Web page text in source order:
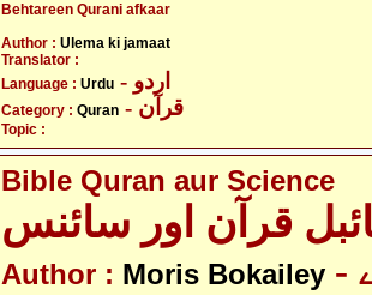
Behtareen Qurani afkaar
Author : Ulema ki jamaat
Translator :
Language : Urdu - اردو
Category : Quran - قرآن
Topic :
Bible Quran aur Science
قرآن اور سائنس
Author : Moris Bokailey